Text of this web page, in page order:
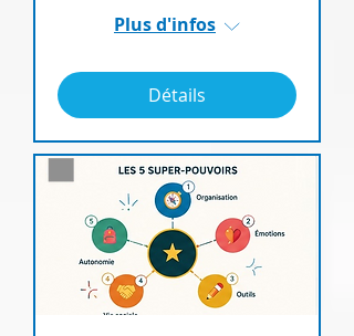
Plus d'infos
Détails